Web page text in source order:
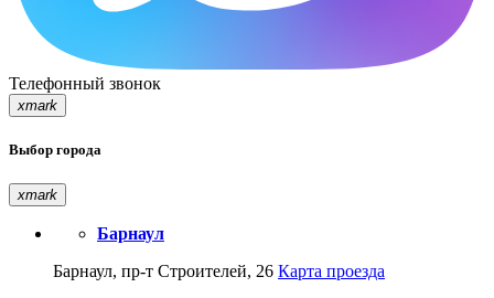
Телефонный звонок
xmark
Выбор города
xmark
Барнаул
Барнаул, пр-т Строителей, 26 Карта проезда